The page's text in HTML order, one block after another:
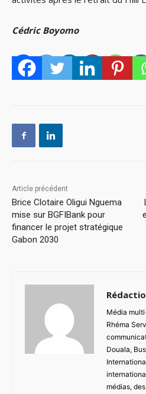
Cédric Boyomo
Article précédent
Brice Clotaire Oligui Nguema
mise sur BGFIBank pour
financer le projet stratégique
Gabon 2030
Média
Rhéma
Douala,
médias,